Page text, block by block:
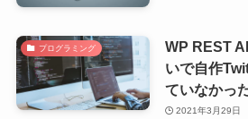
プログラミング
WP REST
いで自作
ていなかっ
2021年3月29日